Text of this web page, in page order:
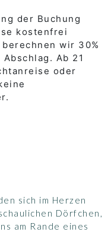
der Buchung
kostenfrei
wir 30%
Ab 21
oder
sich im Herzen
Dörfchen,
am Rande eines